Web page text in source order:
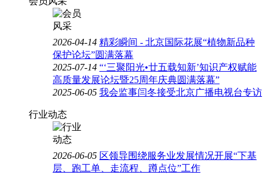
2026-04-14 精彩瞬间 - 北京国际花展“植物新品种
保护论坛”圆满落幕
2025-07-14 “‘三聚阳光•廿五载知新’知识产权赋能
高质量发展论坛暨25周年庆典圆满落幕”
2025-06-05 我会监事闫冬接受北京广播电视台专访
行业动态
2026-06-05 区领导围绕服务业发展情况开展“下基
层、跑工单、走流程、蹲点位”工作